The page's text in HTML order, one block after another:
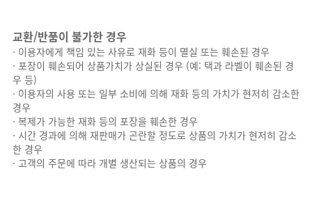
교환/반품이 불가한 경우
· 이용자에게 책임 있는 사유로 재화 등이 멸실 또는 훼손된 경우
· 포장이 훼손되어 상품가치가 상실된 경우 (예: 택과 라벨이 훼손된 경
우 등)
· 이용자의 사용 또는 일부 소비에 의해 재화 등의 가치가 현저히 감소한
경우
· 복제가 가능한 재화 등의 포장을 훼손한 경우
· 시간 경과에 의해 재판매가 곤란할 정도로 상품의 가치가 현저히 감소
한 경우
· 고객의 주문에 따라 개별 생산되는 상품의 경우